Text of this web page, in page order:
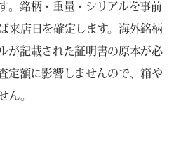
。銘柄・重量・シリアルを事前
来店日を確定します。海外銘柄
が記載された証明書の原本が必
定額に影響しませんので、箱や
ん。